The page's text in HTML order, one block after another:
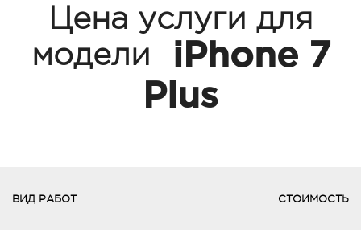
Цена услуги для
модели
iPhone 7
Plus
ВИД РАБОТ СТОИМОСТЬ